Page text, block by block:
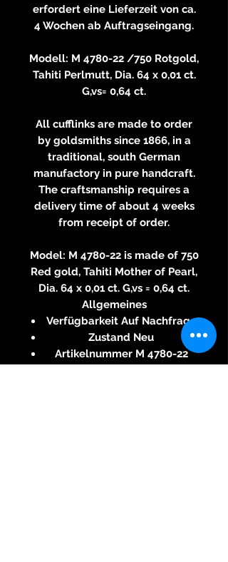
erfordert eine Lieferzeit von ca.
4 Wochen ab Auftragseingang.
Modell: M 4780-22 /750 Rotgold,
Tahiti Perlmutt, Dia. 64 x 0,01 ct.
G,vs= 0,64 ct.
All cufflinks are made to order
by goldsmiths since 1866, in a
traditional, south German
manufactory in pure handcraft.
The craftsmanship requires a
delivery time of about 4 weeks
from receipt of order.
Model: M 4780-22 is made of 750
Red gold, Tahiti Mother of Pearl,
Dia. 64 x 0,01 ct. G,vs = 0,64 ct.
Allgemeines
Verfügbarkeit Auf Nachfrage
Zustand Neu
Artikelnummer M 4780-22